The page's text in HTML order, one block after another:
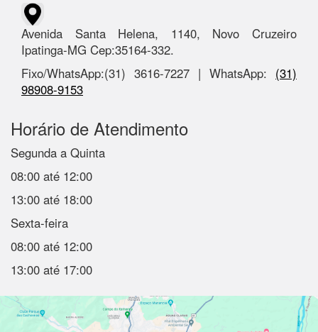
Avenida Santa Helena, 1140, Novo Cruzeiro
Ipatinga-MG Cep:35164-332.
Fixo/WhatsApp:(31) 3616-7227 | WhatsApp: (31)
98908-9153
Horário de Atendimento
Segunda a Quinta
08:00 até 12:00
13:00 até 18:00
Sexta-feira
08:00 até 12:00
13:00 até 17:00